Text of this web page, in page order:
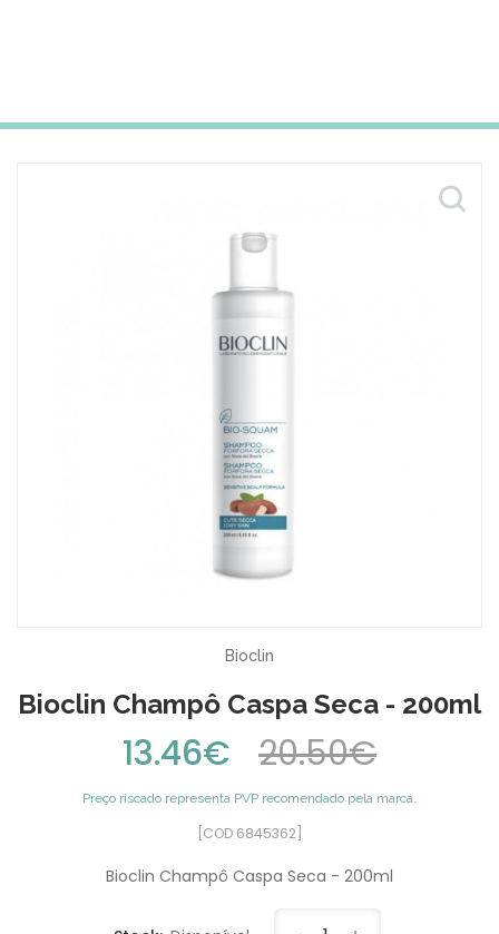
Bioclin
Bioclin Champô Caspa Seca - 200ml
13.46€ 20.50€
Preço riscado representa PVP recomendado pela marca.
[COD 6845362]
Bioclin Champô Caspa Seca - 200ml